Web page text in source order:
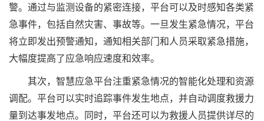
警。通过与监测设备的紧密连接，平台可以及时感知各类紧
急事件，包括自然灾害、事故等。一旦发生紧急情况，平台
将立即发出预警通知，通知相关部门和人员采取紧急措施，
大幅度提高了应急响应速度和效率。
其次，智慧应急平台注重紧急情况的智能化处理和资源
调配。平台可以实时追踪事件发生地点，并自动调度救援力
量到达事发地点。同时，平台还可以为救援人员提供详尽的